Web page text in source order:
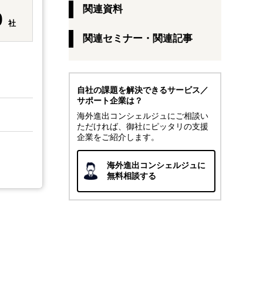
社
関連資料
関連セミナー・関連記事
自社の課題を解決できるサービス／
サポート企業は？
海外進出コンシェルジュにご相談い
ただければ、御社にピッタリの支援
企業をご紹介します。
海外進出コンシェルジュに
無料相談する